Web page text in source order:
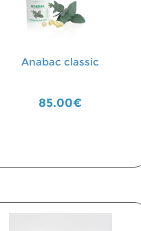
Anabac classic
85.00€